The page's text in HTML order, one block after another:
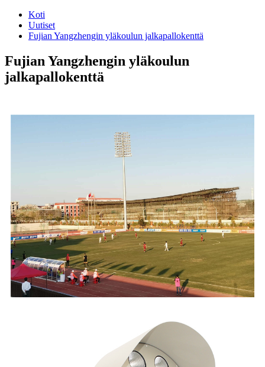
Koti
Uutiset
Fujian Yangzhengin yläkoulun jalkapallokenttä
Fujian Yangzhengin yläkoulun
jalkapallokenttä